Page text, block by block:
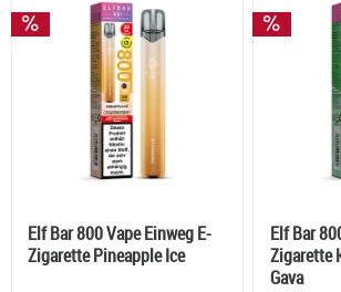
Elf Bar 800 Vape Einweg E-
Zigarette Pineapple Ice
Elf Bar
Zigarette
Gava